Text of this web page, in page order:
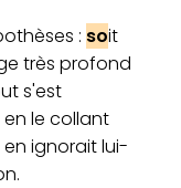
: soit
très profond
s'est
le collant
en ignorait lui-